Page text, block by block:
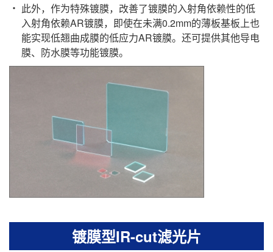
此外，作为特殊镀膜，改善了镀膜的入射角依赖性的低
入射角依赖AR镀膜，即使在未满0.2mm的薄板基板上也
能实现低翘曲成膜的低应力AR镀膜。还可提供其他导电
膜、防水膜等功能镀膜。
镀膜型IR-cut滤光片